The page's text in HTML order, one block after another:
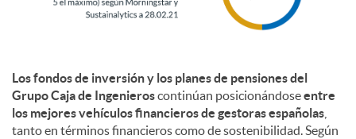
s
Los fondos de inversión y los planes de pensiones del
Grupo Caja de Ingenieroscontinúan posicionándoseentre
los mejores vehículos financieros de gestoras españolas
tanto en términos financieros como de sostenibilidad. Según